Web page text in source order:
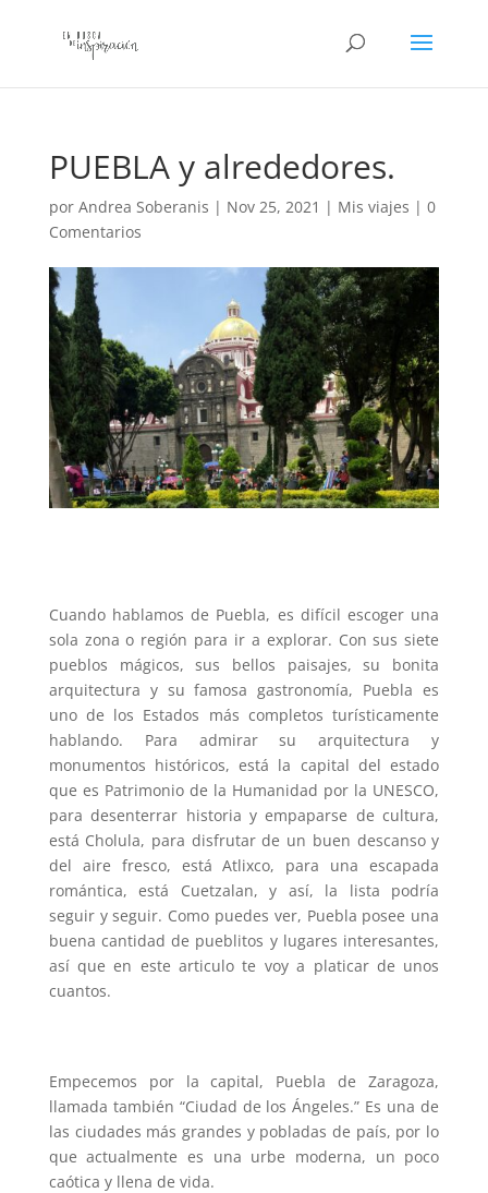
PUEBLA y alrededores.
por Andrea Soberanis | Nov 25, 2021 | Mis viajes | 0
Comentarios
Cuando hablamos de Puebla, es difícil escoger una
sola zona o región para ir a explorar. Con sus siete
pueblos mágicos, sus bellos paisajes, su bonita
arquitectura y su famosa gastronomía, Puebla es
uno de los Estados más completos turísticamente
hablando. Para admirar su arquitectura y
monumentos históricos, está la capital del estado
que es Patrimonio de la Humanidad por la UNESCO,
para desenterrar historia y empaparse de cultura,
está Cholula, para disfrutar de un buen descanso y
del aire fresco, está Atlixco, para una escapada
romántica, está Cuetzalan, y así, la lista podría
seguir y seguir. Como puedes ver, Puebla posee una
buena cantidad de pueblitos y lugares interesantes,
así que en este articulo te voy a platicar de unos
cuantos.
Empecemos por la capital, Puebla de Zaragoza,
llamada también “Ciudad de los Ángeles.” Es una de
las ciudades más grandes y pobladas de país, por lo
que actualmente es una urbe moderna, un poco
caótica y llena de vida.